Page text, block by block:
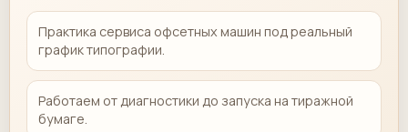
Практика сервиса офсетных машин под реальный
график типографии.
Работаем от диагностики до запуска на тиражной
бумаге.